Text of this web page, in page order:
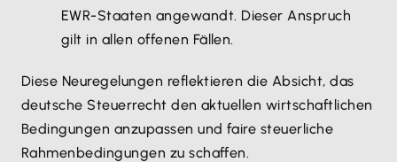
EWR-Staaten angewandt. Dieser Anspruch
gilt in allen offenen Fällen.
Diese Neuregelungen reflektieren die Absicht, das
deutsche Steuerrecht den aktuellen wirtschaftlichen
Bedingungen anzupassen und faire steuerliche
Rahmenbedingungen zu schaffen.